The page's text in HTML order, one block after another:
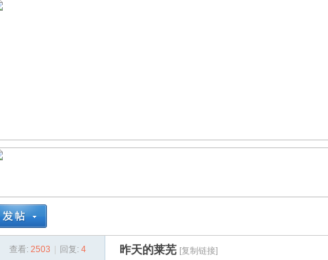
查看: 2503 回复: 4 昨天的莱芜 [复制链接]